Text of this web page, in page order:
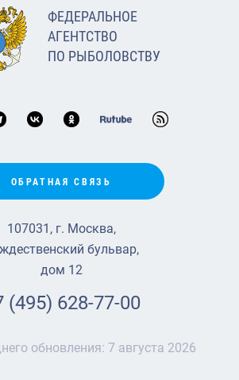
ФЕДЕРАЛЬНОЕ
АГЕНТСТВО
ПО РЫБОЛОВСТВУ
ОБРАТНАЯ СВЯЗЬ
107031, г. Москва,
бульвар,
дом 12
(495) 628-77-00
обновления: 7 августа 2026